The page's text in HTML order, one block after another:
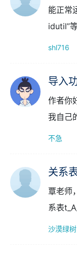
百晓生
重启
idutil”
shl716
导入
我自己
不急
关系